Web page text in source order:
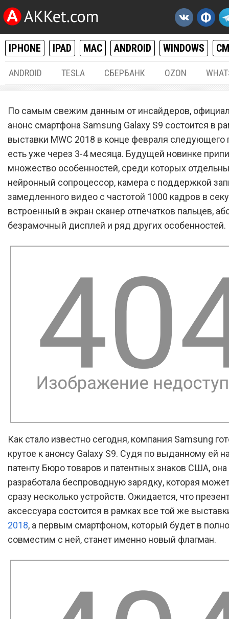
IPHONE IPAD MAC ANDROID WINDOWS
ANDROID TESLA СБЕРБАНК OZON
Samsung готовит что-то
к анонсу Galaxy S9
По самым свежим данным от инсайдеров,
анонс смартфона Samsung Galaxy S9 состоится в
выставки MWC 2018 в конце февраля следующего
есть уже через 3-4 месяца. Будущей новинке
множество особенностей, среди которых
нейронный сопроцессор, камера с поддержкой
замедленного видео с частотой 1000 кадров в
встроенный в экран сканер отпечатков пальцев,
безрамочный дисплей и ряд других особенностей.
Как стало известно сегодня, компания Samsung
крутое к анонсу Galaxy S9. Судя по выданному ей
патенту Бюро товаров и патентных знаков США, она
разработала беспроводную зарядку, которая
сразу несколько устройств. Ожидается, что
аксессуара состоится в рамках все той же
2018, а первым смартфоном, который будет в
совместим с ней, станет именно новый флагман.